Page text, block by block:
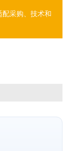
采购、技术和